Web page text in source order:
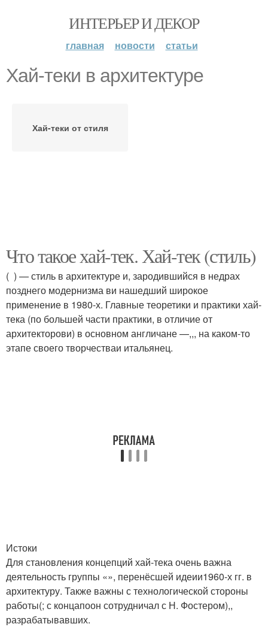
ИНТЕРЬЕР И ДЕКОР
главная новости статьи
Хай-теки в архитектуре
Хай-теки от стиля
Что такое хай-тек. Хай-тек (стиль)
( ) — стиль в архитектуре и, зародившийся в недрах
позднего модернизма ви нашедший широкое
применение в 1980-х. Главные теоретики и практики хай-
тека (по большей части практики, в отличие от
архитекторови) в основном англичане —,,, на каком-то
этапе своего творчестваи итальянец.
Истоки
Для становления концепций хай-тека очень важна
деятельность группы «», перенёсшей идеии1960-х гг. в
архитектуру. Также важны с технологической стороны
работы(; с концапоон сотрудничал с Н. Фостером),,
разрабатывавших.